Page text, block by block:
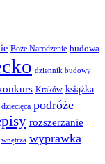
Boże Narodzenie budowa
dziennik budowy
Kraków książka
podróże
rozszerzanie
wnętrza wyprawka